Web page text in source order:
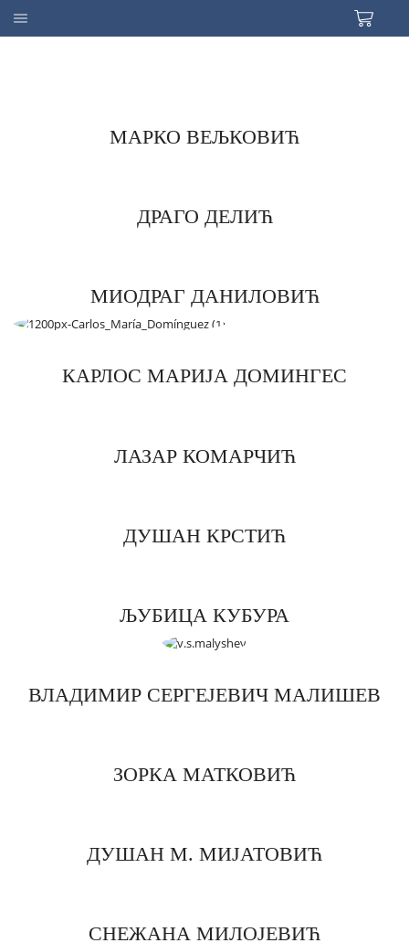
МАРКО ВЕЉКОВИЋ
ДРАГО ДЕЛИЋ
МИОДРАГ ДАНИЛОВИЋ
КАРЛОС МАРИЈА ДОМИНГЕС
ЛАЗАР КОМАРЧИЋ
ДУШАН КРСТИЋ
ЉУБИЦА КУБУРА
ВЛАДИМИР СЕРГЕЈЕВИЧ МАЛИШЕВ
ЗОРКА МАТКОВИЋ
ДУШАН М. МИЈАТОВИЋ
СНЕЖАНА МИЛОЈЕВИЋ